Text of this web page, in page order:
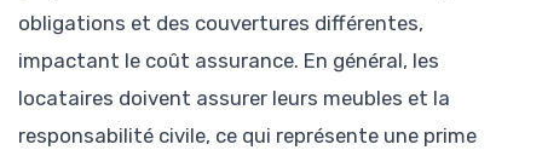
obligations et des couvertures différentes,
impactant le coût assurance. En général, les
locataires doivent assurer leurs meubles et la
responsabilité civile, ce qui représente une prime